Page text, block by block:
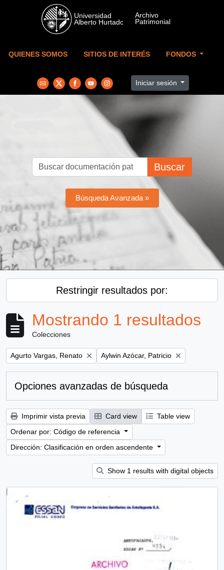
Skip to main content
QUIENES SOMOS SITIOS DE INTERÉS FONDOS
Iniciar sesión
Buscar
Búsqueda Avanzada »
Restringir resultados por:
Mostrando 1 resultados
Colecciones
Remove filter:
Agurto Vargas, Renato Remove filter:
Aylwin Azócar, Patricio
Opciones avanzadas de búsqueda
Imprimir vista previa Card view
Table view
Ordenar por: Código de referencia
Dirección: Clasificación en orden ascendente
Show 1 results with digital objects